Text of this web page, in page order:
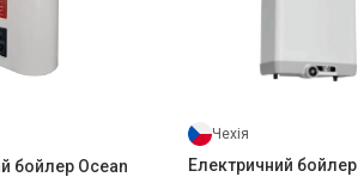
бойлер Ocean
Чехія
Електричний